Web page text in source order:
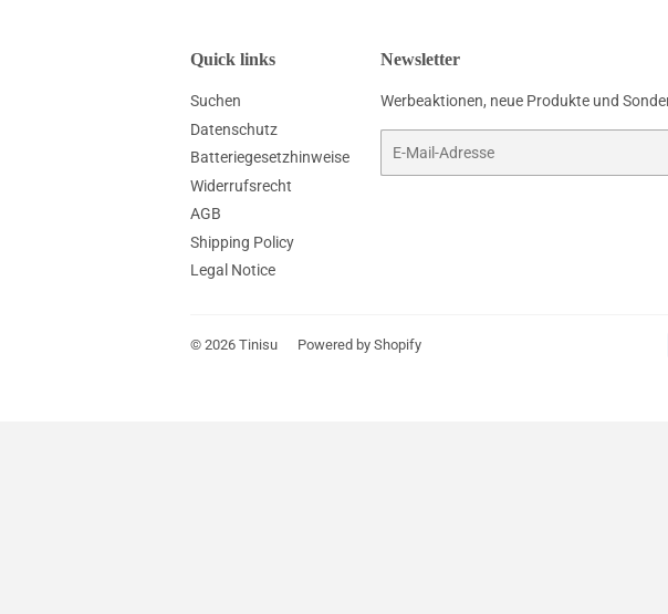
Quick links
Suchen
Datenschutz
Batteriegesetzhinweise
Widerrufsrecht
AGB
Shipping Policy
Legal Notice
Newsletter
Werbeaktionen, neue Produkte und
© 2026 Tinisu Powered by Shopify